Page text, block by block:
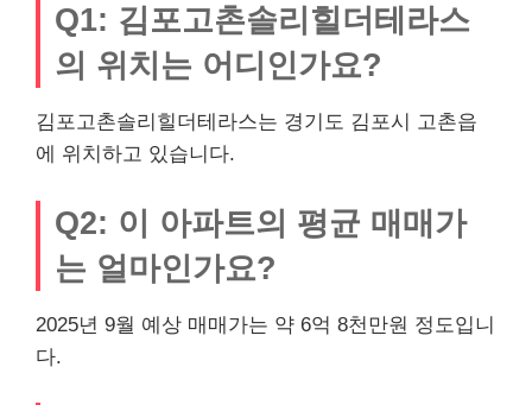
Q1: 김포고촌솔리힐더테라스
의 위치는 어디인가요?
김포고촌솔리힐더테라스는 경기도 김포시 고촌읍
에 위치하고 있습니다.
Q2: 이 아파트의 평균 매매가
는 얼마인가요?
2025년 9월 예상 매매가는 약 6억 8천만원 정도입니
다.